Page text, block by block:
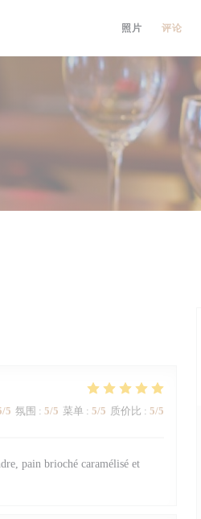
照片 评论
/5 氛围 : 5/5 菜单 : 5/5 质价比 : 5/5
pain brioché caramélisé et